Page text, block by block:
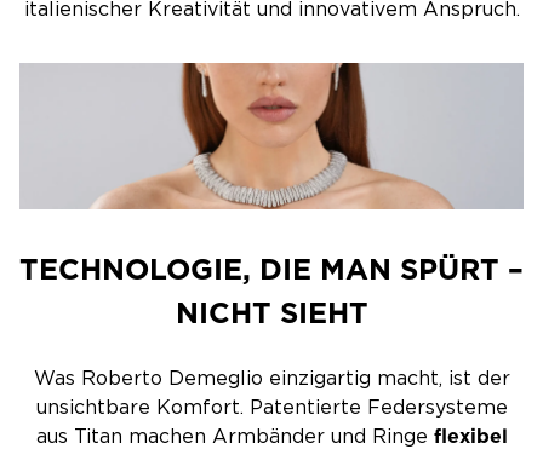
italienischer Kreativität und innovativem Anspruch.
TECHNOLOGIE, DIE MAN SPÜRT –
NICHT SIEHT
Was Roberto Demeglio einzigartig macht, ist der
unsichtbare Komfort. Patentierte Federsysteme
aus Titan machen Armbänder und Ringe flexibel